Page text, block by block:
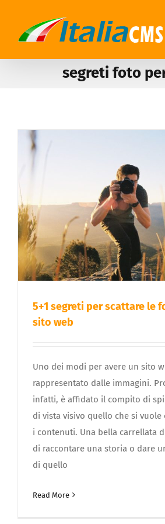
segreti foto
5+1 segreti per scattare le
sito web
Uno dei modi per avere un sito
rappresentato dalle immagini.
infatti, è affidato il compito di
di vista visivo quello che si vuole
i contenuti. Una bella carrellata
di raccontare una storia o dare
di quello
Read More